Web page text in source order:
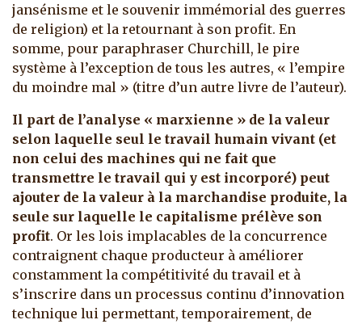
jansénisme et le souvenir immémorial des guerres
de religion) et la retournant à son profit. En
somme, pour paraphraser Churchill, le pire
système à l’exception de tous les autres, « l’empire
du moindre mal » (titre d’un autre livre de l’auteur).
Il part de l’analyse « marxienne » de la valeur
selon laquelle seul le travail humain vivant (et
non celui des machines qui ne fait que
transmettre le travail qui y est incorporé) peut
ajouter de la valeur à la marchandise produite, la
seule sur laquelle le capitalisme prélève son
profit. Or les lois implacables de la concurrence
contraignent chaque producteur à améliorer
constamment la compétitivité du travail et à
s’inscrire dans un processus continu d’innovation
technique lui permettant, temporairement, de